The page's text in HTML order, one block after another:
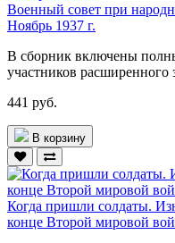
Военный совет при
Ноябрь 1937 г.
В сборник включены
участников расширенного
441 руб.
В корзину
Когда пришли солдаты.
конце Второй мировой